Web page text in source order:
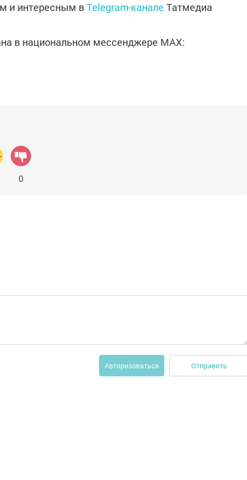
и интересным вTelegram-канале Татмедиа
в национальном мессенджере MАХ:
0
Авторизоваться Отправить